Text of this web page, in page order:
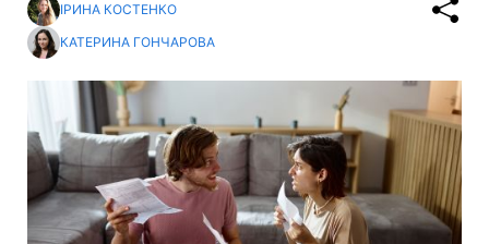
ІРИНА КОСТЕНКО
КАТЕРИНА ГОНЧАРОВА